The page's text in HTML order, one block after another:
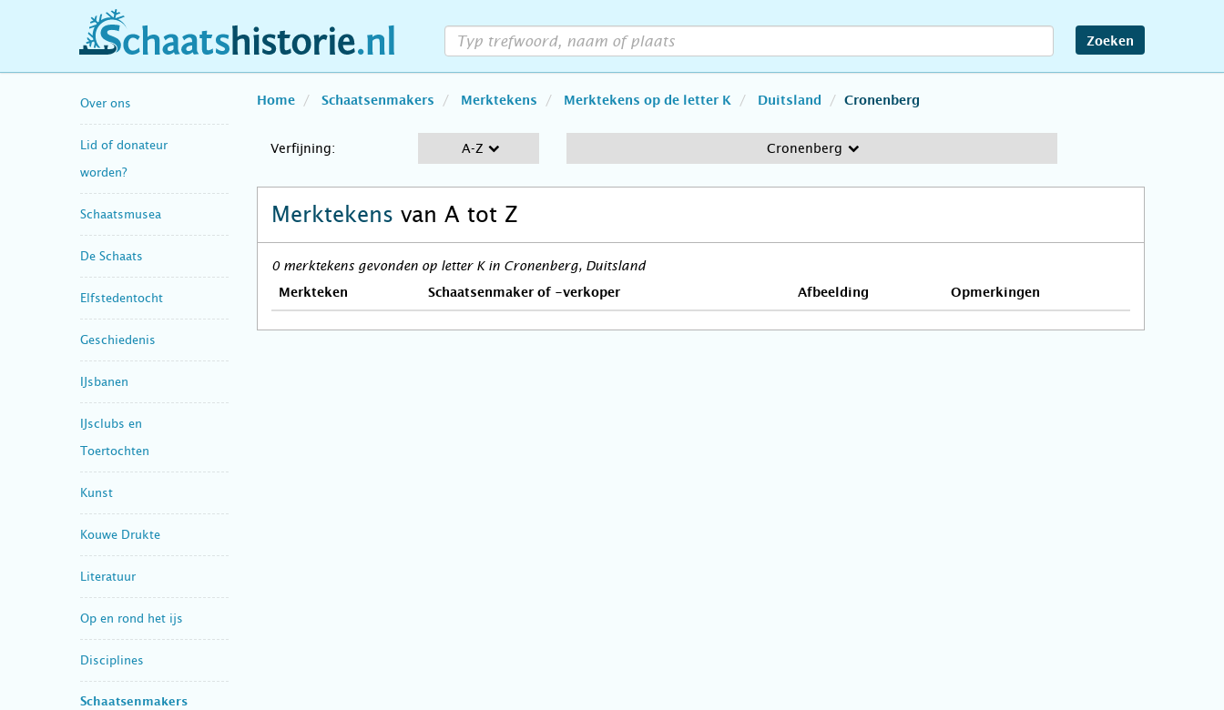
schaatshistorie.nl Zoeken
Over ons
Lid of donateur
worden?
Schaatsmusea
De Schaats
Elfstedentocht
Geschiedenis
IJsbanen
IJsclubs en
Toertochten
Kunst
Kouwe Drukte
Literatuur
Op en rond het ijs
Disciplines
Schaatsenmakers
Home Schaatsenmakers Merktekens Merktekens op de letter K Duitsland Cronenberg
Verfijning: A-Z Cronenberg
Merktekens van A tot Z
0 merktekens gevonden op letter K in Cronenberg, Duitsland
Merkteken Schaatsenmaker of -verkoper Afbeelding Opmerkingen